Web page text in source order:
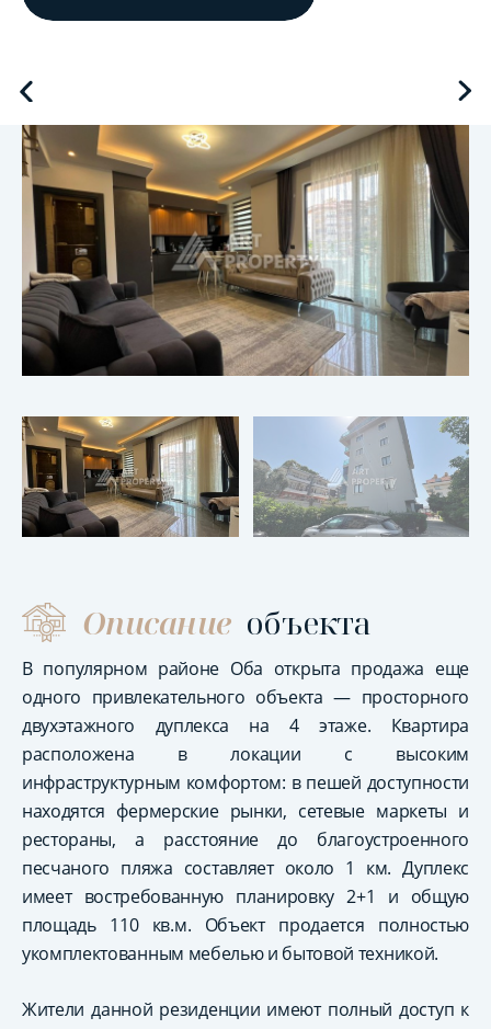
Описание объекта
В популярном районе Оба открыта продажа еще
одного привлекательного объекта — просторного
двухэтажного дуплекса на 4 этаже. Квартира
расположена в локации с высоким
инфраструктурным комфортом: в пешей доступности
находятся фермерские рынки, сетевые маркеты и
рестораны, а расстояние до благоустроенного
песчаного пляжа составляет около 1 км. Дуплекс
имеет востребованную планировку 2+1 и общую
площадь 110 кв.м. Объект продается полностью
укомплектованным мебелью и бытовой техникой.
Жители данной резиденции имеют полный доступ к